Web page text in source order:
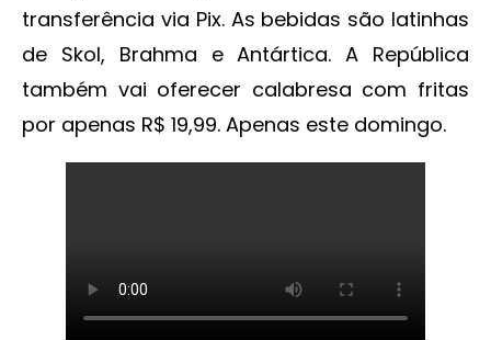
transferência via Pix. As bebidas são latinhas
de Skol, Brahma e Antártica. A República
também vai oferecer calabresa com fritas
por apenas R$ 19,99. Apenas este domingo.